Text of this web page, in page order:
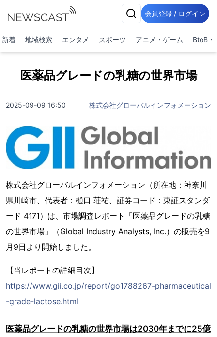
会員登録 / ログイン
新着 地域検索 エンタメ スポーツ アニメ・ゲーム BtoB・
医薬品グレードの乳糖の世界市場
2025-09-09 16:50 株式会社グローバルインフォメーション
株式会社グローバルインフォメーション（所在地：神奈川
県川崎市、代表者：樋口 荘祐、証券コード：東証スタンダ
ード 4171）は、市場調査レポート「医薬品グレードの乳糖
の世界市場」（Global Industry Analysts, Inc.）の販売を9
月9日より開始しました。
【当レポートの詳細目次】
https://www.gii.co.jp/report/go1788267-pharmaceutical
-grade-lactose.html
医薬品グレードの乳糖の世界市場は2030年までに25億